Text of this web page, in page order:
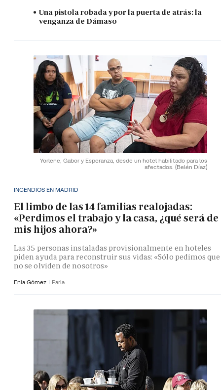
Una pistola robada y por la puerta de atrás: la
venganza de Dámaso
Yorlene, Gabor y Esperanza, desde un hotel habilitado para los
afectados. (Belén Díaz)
INCENDIOS EN MADRID
El limbo de las 14 familias realojadas:
«Perdimos el trabajo y la casa, ¿qué será de
mis hijos ahora?»
Las 35 personas instaladas provisionalmente en hoteles
piden ayuda para reconstruir sus vidas: «Sólo pedimos que
no se olviden de nosotros»
Enia Gómez Parla